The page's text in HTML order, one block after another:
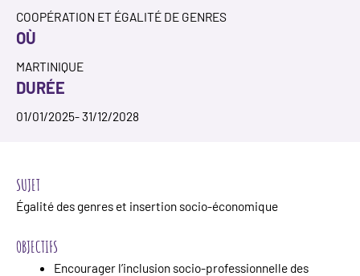
COOPÉRATION ET ÉGALITÉ DE GENRES
OÙ
MARTINIQUE
DURÉE
01/01/2025- 31/12/2028
SUJET
Égalité des genres et insertion socio-économique
OBJECTIFS
Encourager l’inclusion socio-professionnelle des